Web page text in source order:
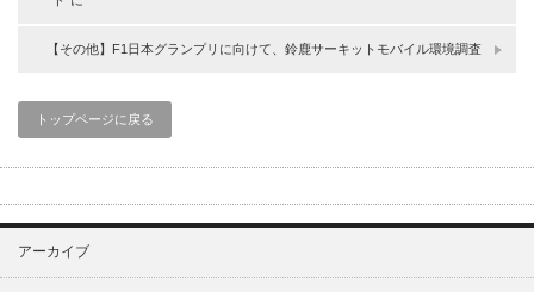
【その他】F1日本グランプリに向けて、鈴鹿サーキットモバイル環境調査
トップページに戻る
アーカイブ